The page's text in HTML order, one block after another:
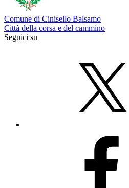
Comune di Cinisello Balsamo
Città della corsa e del cammino
Seguici su